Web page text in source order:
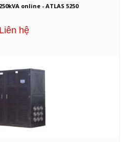
online - ATLAS 5250
Liên hệ